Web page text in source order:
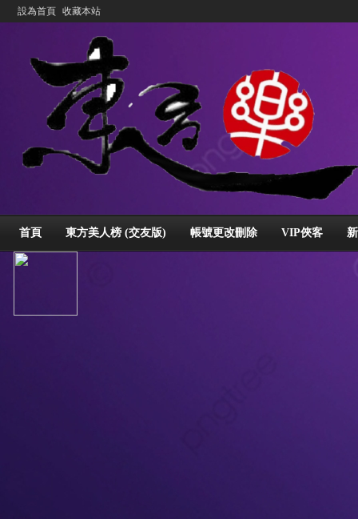
設為首頁 收藏本站
首頁 東方美人榜 (交友版) 帳號更改刪除 VIP俠客